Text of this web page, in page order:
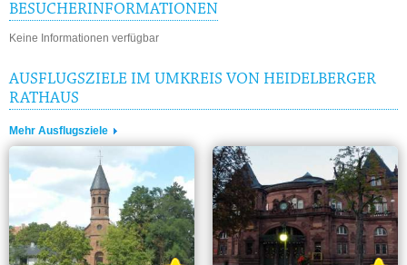
BESUCHERINFORMATIONEN
Keine Informationen verfügbar
AUSFLUGSZIELE IM UMKREIS VON HEIDELBERGER
RATHAUS
Mehr Ausflugsziele